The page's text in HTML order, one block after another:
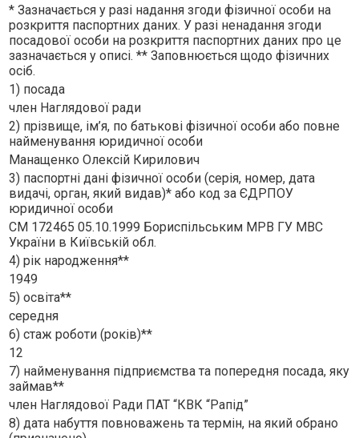
* Зазначається у разі надання згоди фізичної особи на
розкриття паспортних даних. У разі ненадання згоди
посадової особи на розкриття паспортних даних про це
зазначається у описі. ** Заповнюється щодо фізичних
осіб.
1) посада
член Наглядової ради
2) прізвище, ім’я, по батькові фізичної особи або повне
найменування юридичної особи
Манащенко Олексiй Кирилович
3) паспортні дані фізичної особи (серія, номер, дата
видачі, орган, який видав)* або код за ЄДРПОУ
юридичної особи
СМ 172465 05.10.1999 Бориспiльським МРВ ГУ МВС
України в Київськiй обл.
4) рік народження**
1949
5) освіта**
середня
6) стаж роботи (років)**
12
7) найменування підприємства та попередня посада, яку
займав**
член Наглядової Ради ПАТ “КВК “Рапiд”
8) дата набуття повноважень та термін, на який обрано